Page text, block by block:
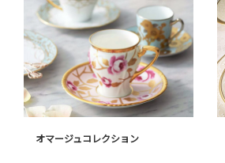
オマージュコレクション